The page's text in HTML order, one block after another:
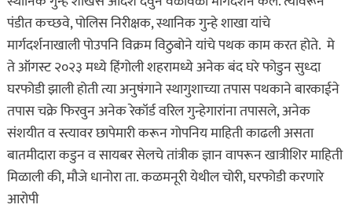
पंडीत कच्छवे, पोलिस निरीक्षक, स्थानिक गुन्हे शाखा यांचे
मार्गदर्शनाखाली पोउपनि विक्रम विठुबोने यांचे पथक काम करत होते. मे
ते ऑगस्ट २०२३ मध्ये हिंगोली शहरामध्ये अनेक बंद घरे फोडुन सुध्दा
घरफोडी झाली होती त्या अनुषंगाने स्थागुशाच्या तपास पथकाने बारकाईने
तपास चक्रे फिरवुन अनेक रेकॉर्ड वरिल गुन्हेगारांना तपासले, अनेक
संशयीत व स्त्यावर छापेमारी करून गोपनिय माहिती काढली असता
बातमीदारा कडुन व सायबर सेलचे तांत्रीक ज्ञान वापरून खात्रीशिर माहिती
मिळाली की, मौजे धानोरा ता. कळमनूरी येथील चोरी, घरफोडी करणारे
आरोपी